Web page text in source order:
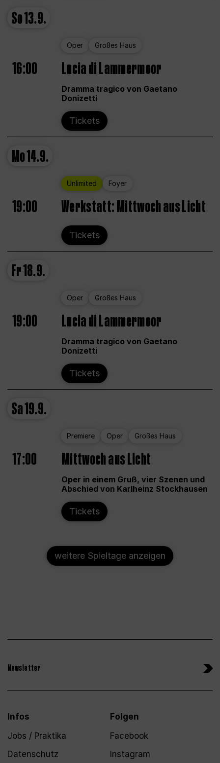
So13.9.
Oper Großes Haus
16:00 Lucia di Lammermoor
Dramma tragico von Gaetano
Donizetti
Tickets
Mo14.9.
Unlimited Foyer
19:00 Werkstatt: Mittwoch aus Licht
Tickets
Fr18.9.
Oper Großes Haus
19:00 Lucia di Lammermoor
Dramma tragico von Gaetano
Donizetti
Tickets
Sa19.9.
Premiere Oper Großes Haus
17:00 Mittwoch aus Licht
Oper in einem Gruß, vier Szenen und
Abschied von Karlheinz Stockhausen
Tickets
weitere Spieltage anzeigen
Newsletter
Infos
Jobs / Praktika
Datenschutz
Folgen
Facebook
Instagram